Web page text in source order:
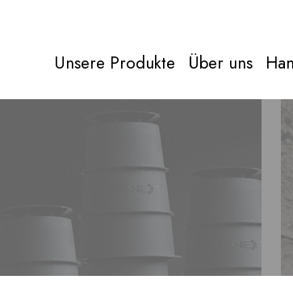
Unsere Produkte
Produkten
Über uns